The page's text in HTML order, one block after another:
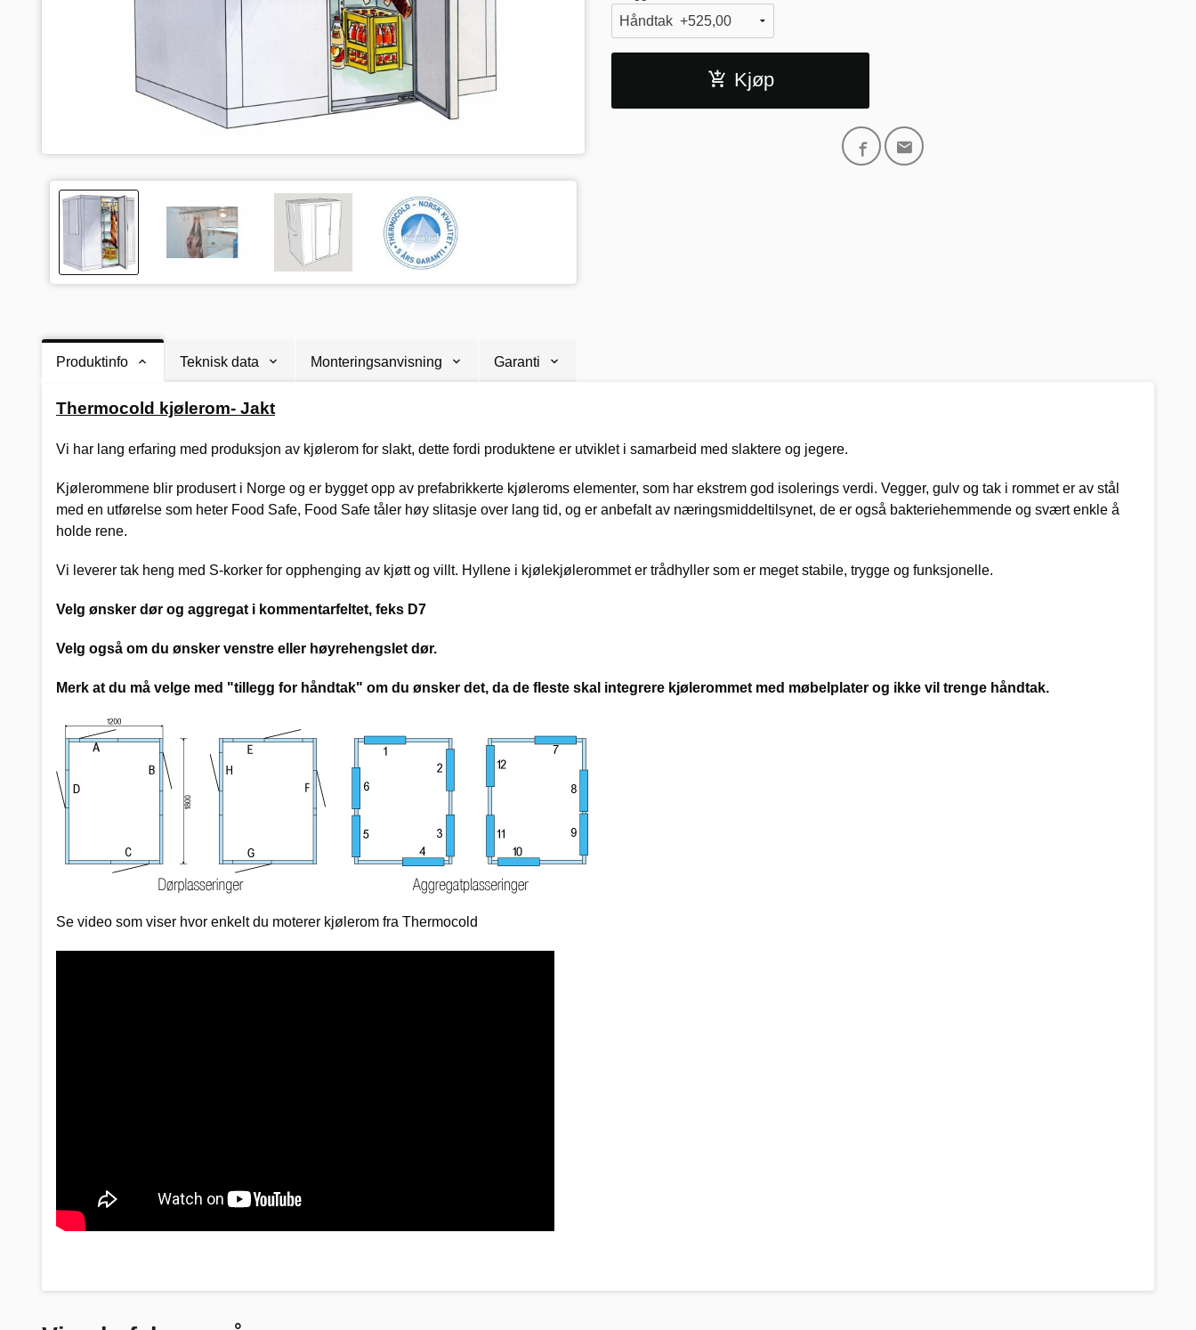
Kjøp
Produktinfo Teknisk data Monteringsanvisning Garanti
Thermocold kjølerom- Jakt
Vi har lang erfaring med produksjon av kjølerom for slakt, dette fordi produktene er utviklet i samarbeid med slaktere og jegere.
Kjølerommene blir produsert i Norge og er bygget opp av prefabrikkerte kjøleroms elementer, som har ekstrem god isolerings verdi. Vegger, gulv og tak i rommet er av stål
med en utførelse som heter Food Safe, Food Safe tåler høy slitasje over lang tid, og er anbefalt av næringsmiddeltilsynet, de er også bakteriehemmende og svært enkle å
holde rene.
Vi leverer tak heng med S-korker for opphenging av kjøtt og villt. Hyllene i kjølekjølerommet er trådhyller som er meget stabile, trygge og funksjonelle.
Velg ønsker dør og aggregat i kommentarfeltet, feks D7
Velg også om du ønsker venstre eller høyrehengslet dør.
Merk at du må velge med "tillegg for håndtak" om du ønsker det, da de fleste skal integrere kjølerommet med møbelplater og ikke vil trenge håndtak.
Se video som viser hvor enkelt du moterer kjølerom fra Thermocold